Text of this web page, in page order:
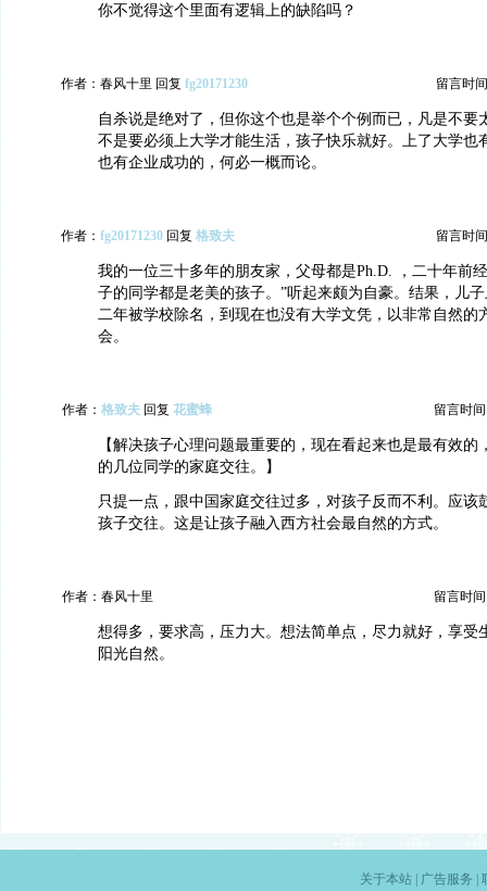
你不觉得这个里面有逻辑上的缺陷吗？
作者：春风十里 回复 fg20171230 留言时
自杀说是绝对了，但你这个也是举个个例而已，凡是不要
不是要必须上大学才能生活，孩子快乐就好。上了大学也
也有企业成功的，何必一概而论。
作者： fg20171230 回复 格致夫 留言时
我的一位三十多年的朋友家，父母都是Ph.D. ，二十年前
子的同学都是老美的孩子。”听起来颇为自豪。结果，儿
二年被学校除名，到现在也没有大学文凭，以非常自然的
会。
作者： 格致夫 回复 花蜜蜂 留言时间
【解决孩子心理问题最重要的，现在看起来也是最有效的
的几位同学的家庭交往。】
只提一点，跟中国家庭交往过多，对孩子反而不利。应该
孩子交往。这是让孩子融入西方社会最自然的方式。
作者：春风十里 留言时间
想得多，要求高，压力大。想法简单点，尽力就好，享受
阳光自然。
关于本站| 广告服务